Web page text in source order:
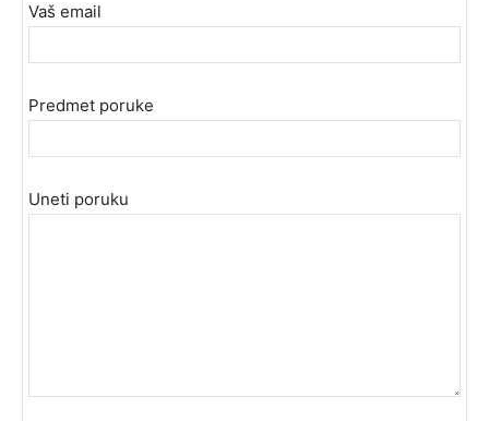
Vaš email
Predmet poruke
Uneti poruku